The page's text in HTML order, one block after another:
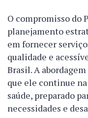
O compromisso do
planejamento
em fornecer
qualidade e
Brasil. A
que ele continue
saúde, preparado
necessidades e